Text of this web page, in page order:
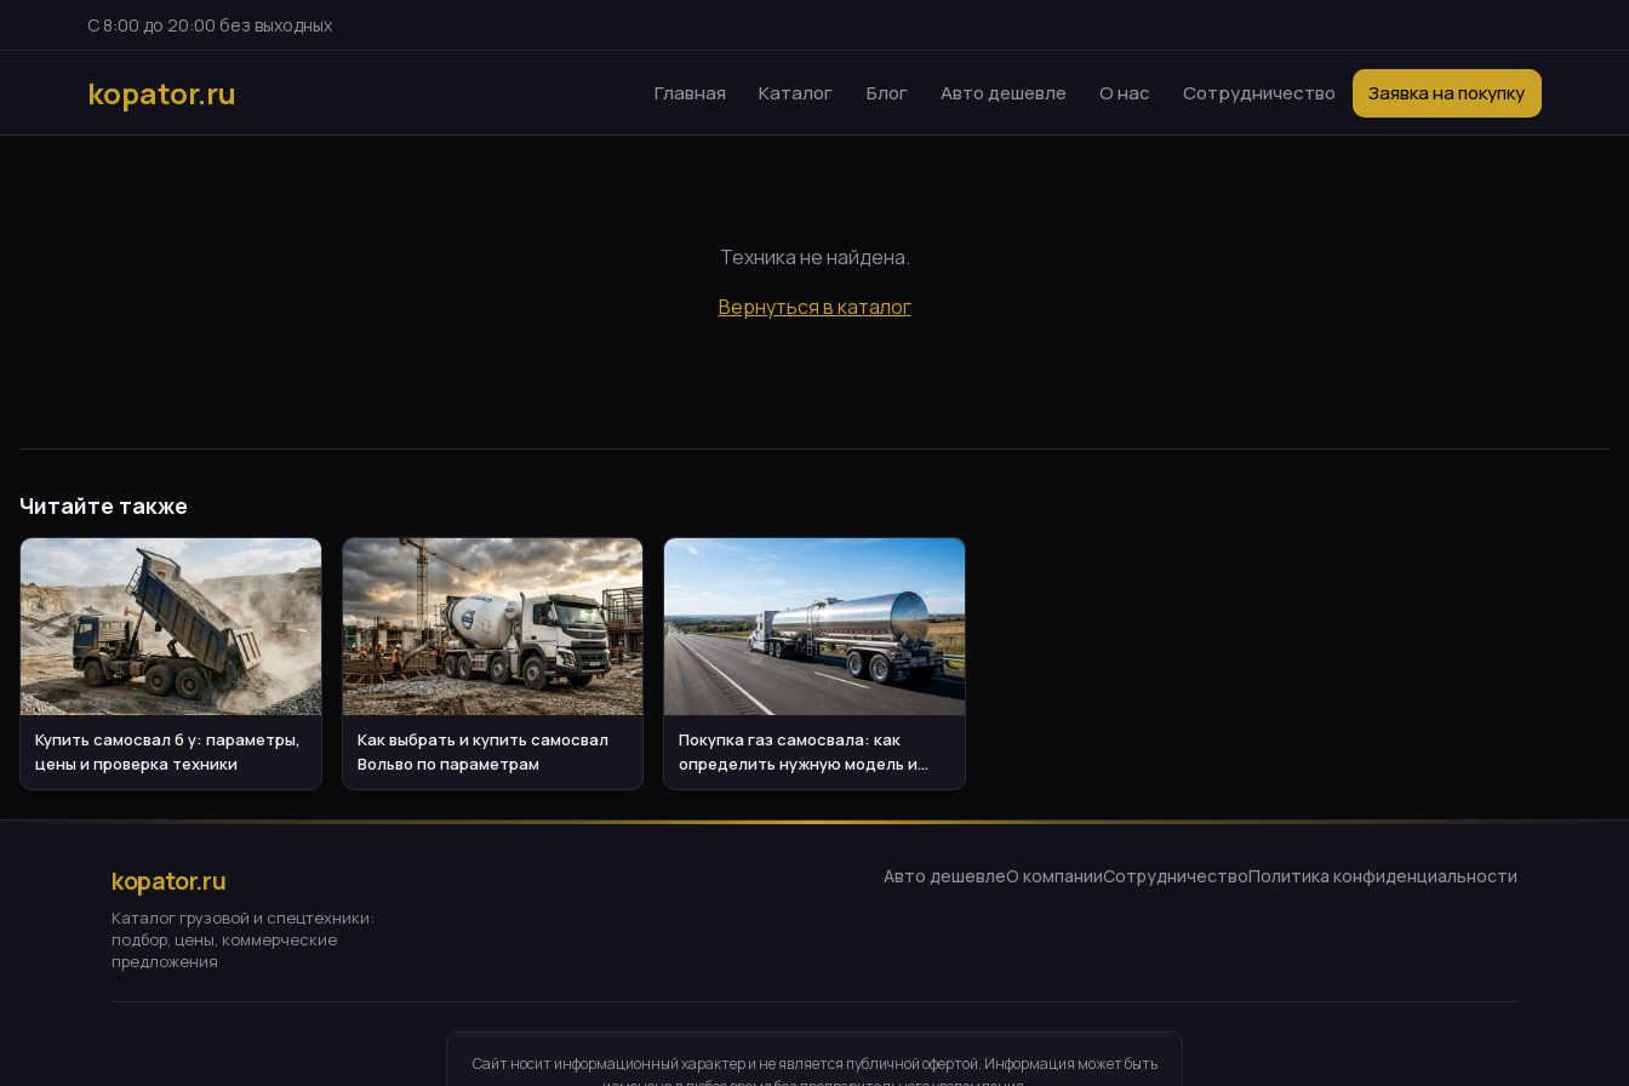
С 8:00 до 20:00 без выходных
kopator.ru Главная Каталог Блог Авто дешевле О нас Сотрудничество Заявка на покупку
Техника не найдена.
Вернуться в каталог
Читайте также
Купить самосвал б у: параметры,
цены и проверка техники
Как выбрать и купить самосвал
Вольво по параметрам
Покупка газ самосвала: как
определить нужную модель и
бюджет
kopator.ru
Каталог грузовой и спецтехники:
подбор, цены, коммерческие
предложения
Авто дешевлеО компанииСотрудничествоПолитика конфиденциальности
Сайт носит информационный характер и не является публичной офертой. Информация может быть